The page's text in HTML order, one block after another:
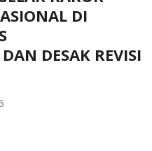
DI
DESAK REVISI